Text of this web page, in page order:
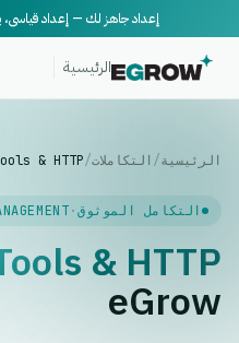
إعداد جاهز لك — إعداد قياسي،
الرئيسية
الرئيسية/ التكاملات/
& HTTP
التكامل الموثوق·
& HTTP
eGrow